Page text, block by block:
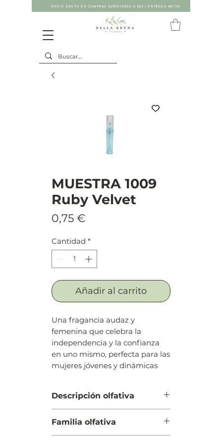
ENVÍO GRATIS EN COMPRAS SUPERIORES A 60€ | ENTREGA 48/72H
MUESTRA 1009
Ruby Velvet
0,75 €
Cantidad *
Añadir al carrito
Una fragancia audaz y
femenina que celebra la
independencia y la confianza
en uno mismo, perfecta para las
mujeres jóvenes y dinámicas
Descripción olfativa
bergamota y limón
Cuerpo: Flor de jengibre,
Familia olfativa